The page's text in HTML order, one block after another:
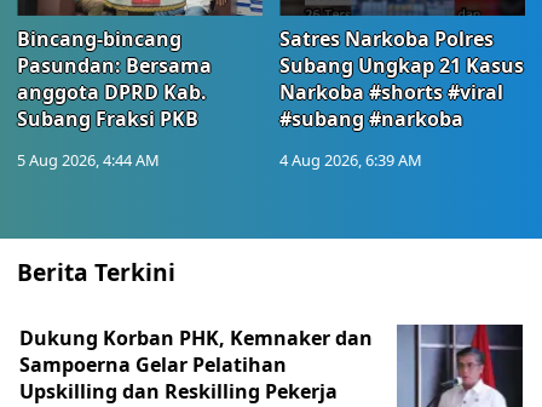
Bincang-bincang
Pasundan: Bersama
anggota DPRD Kab.
Subang Fraksi PKB
5 Aug 2026, 4:44 AM
Satres Narkoba Polres
Subang Ungkap 21 Kasus
Narkoba #shorts #viral
#subang #narkoba
4 Aug 2026, 6:39 AM
Berita Terkini
Dukung Korban PHK, Kemnaker dan
Sampoerna Gelar Pelatihan
Upskilling dan Reskilling Pekerja